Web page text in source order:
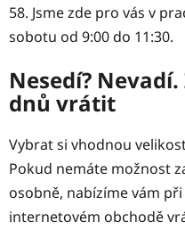
58. Jsme zde pro vás v
sobotu od 9:00 do 11:30.
Nesedí?
dnů vrátit
Vybrat si vhodnou
Pokud nemáte možnost
osobně, nabízíme vám
internetovém obchodě